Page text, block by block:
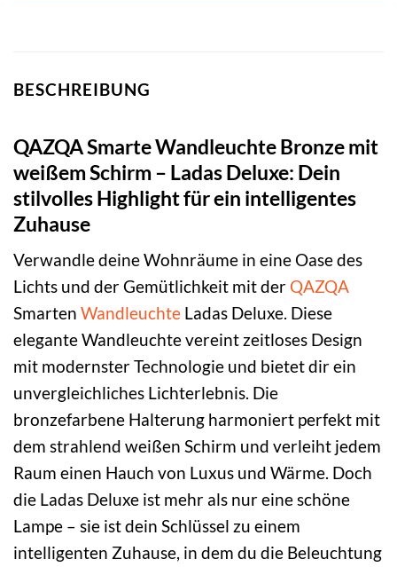
BESCHREIBUNG
QAZQA Smarte Wandleuchte Bronze mit
weißem Schirm – Ladas Deluxe: Dein
stilvolles Highlight für ein intelligentes
Zuhause
Verwandle deine Wohnräume in eine Oase des
Lichts und der Gemütlichkeit mit der QAZQA
Smarten Wandleuchte Ladas Deluxe. Diese
elegante Wandleuchte vereint zeitloses Design
mit modernster Technologie und bietet dir ein
unvergleichliches Lichterlebnis. Die
bronzefarbene Halterung harmoniert perfekt mit
dem strahlend weißen Schirm und verleiht jedem
Raum einen Hauch von Luxus und Wärme. Doch
die Ladas Deluxe ist mehr als nur eine schöne
Lampe – sie ist dein Schlüssel zu einem
intelligenten Zuhause, in dem du die Beleuchtung